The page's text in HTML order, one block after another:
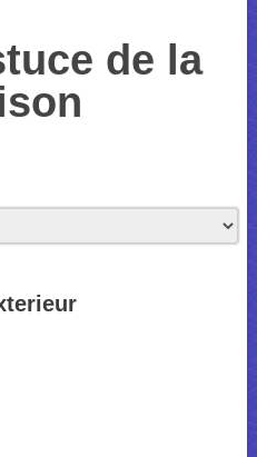
de la